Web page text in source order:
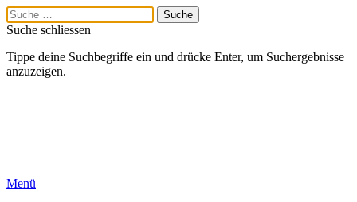
Suche schliessen
Tippe deine Suchbegriffe ein und drücke Enter, um Suchergebnisse
anzuzeigen.
Menü